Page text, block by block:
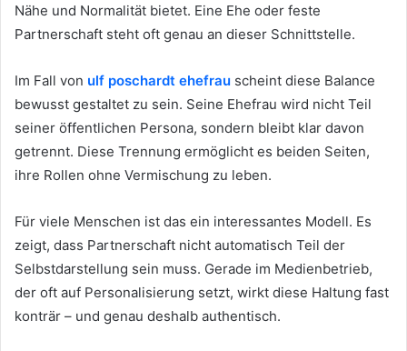
Nähe und Normalität bietet. Eine Ehe oder feste
Partnerschaft steht oft genau an dieser Schnittstelle.
Im Fall von ulf poschardt ehefrau scheint diese Balance
bewusst gestaltet zu sein. Seine Ehefrau wird nicht Teil
seiner öffentlichen Persona, sondern bleibt klar davon
getrennt. Diese Trennung ermöglicht es beiden Seiten,
ihre Rollen ohne Vermischung zu leben.
Für viele Menschen ist das ein interessantes Modell. Es
zeigt, dass Partnerschaft nicht automatisch Teil der
Selbstdarstellung sein muss. Gerade im Medienbetrieb,
der oft auf Personalisierung setzt, wirkt diese Haltung fast
konträr – und genau deshalb authentisch.